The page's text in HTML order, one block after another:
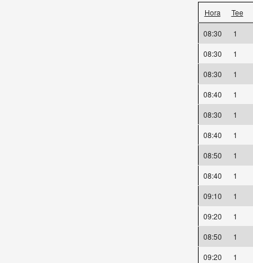
Hora Tee
08:30 1
08:30
1
08:30
1
08:40
1
08:30
1
08:40
1
08:50
1
08:40
1
09:10
1
09:20
1
08:50
1
09:20
1